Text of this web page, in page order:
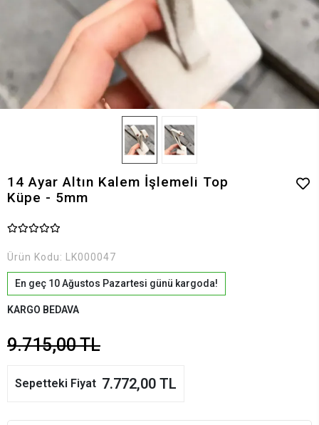
14 Ayar Altın Kalem İşlemeli Top
Küpe - 5mm
Ürün Kodu: LK000047
En geç 10 Ağustos Pazartesi günü kargoda!
KARGO BEDAVA
9.715,00 TL
Sepetteki Fiyat 7.772,00 TL